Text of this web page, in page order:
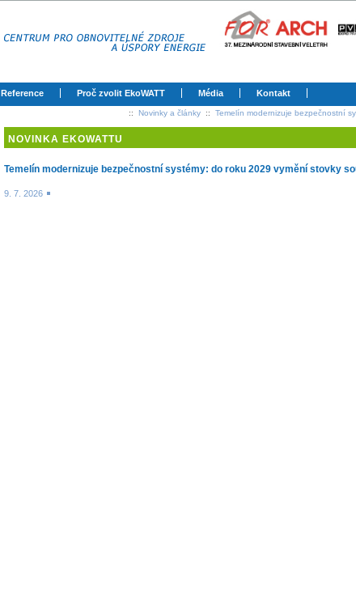
Reference Proč zvolit EkoWATT Média Kontakt
:: Novinky a články :: Temelín modernizuje bezpečnostní
NOVINKA EKOWATTU
Temelín modernizuje bezpečnostní systémy: do roku 2029 vymění stovky
9. 7. 2026